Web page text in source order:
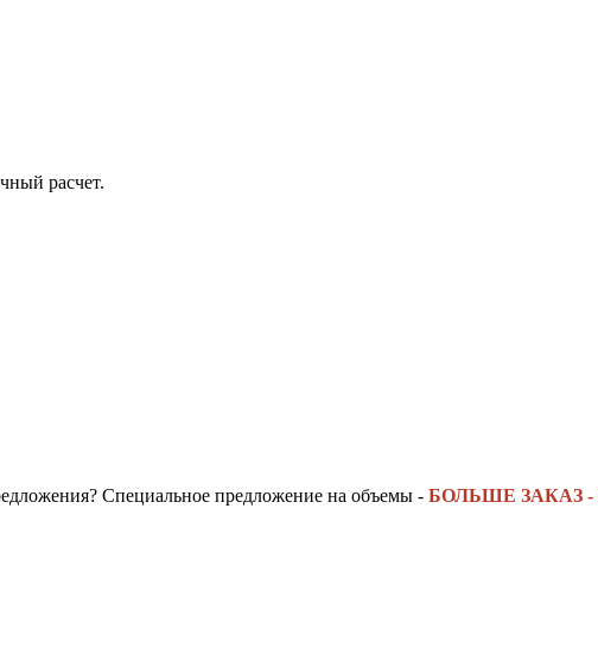
расчет.
Специальное предложение на объемы - БОЛЬШЕ ЗАКАЗ